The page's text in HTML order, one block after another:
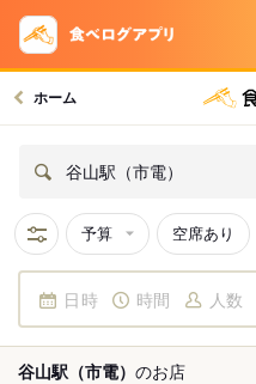
ホーム
谷山駅（市電）
予算 空席あり
日時 時間 人数
谷山駅（市電） のお店